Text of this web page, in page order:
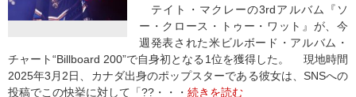
テイト・マクレーの3rdアルバム『ソ
ー・クロース・トゥー・ワット』が、今
週発表された米ビルボード・アルバム・
チャート“Billboard 200”で自身初となる1位を獲得した。 現地時間
2025年3月2日、カナダ出身のポップスターである彼女は、SNSへの
投稿でこの快挙に対して「??・・・ 続きを読む